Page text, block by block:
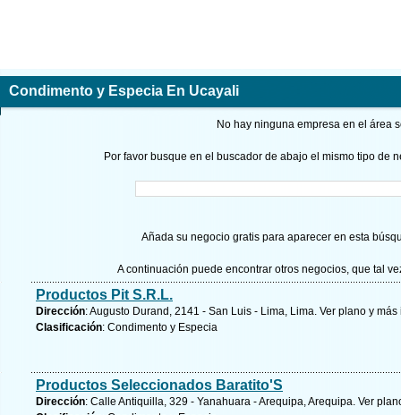
Condimento y Especia En Ucayali
No hay ninguna empresa en el área
Por favor busque en el buscador de abajo el mismo tipo de
Añada su negocio gratis para aparecer en esta
A continuación puede encontrar otros negocios, que tal
Productos Pit S.R.L.
Dirección: Augusto Durand, 2141 - San Luis - Lima, Lima. Ver plano y más
Clasificación: Condimento y Especia
Productos Seleccionados Baratito'S
Dirección: Calle Antiquilla, 329 - Yanahuara - Arequipa, Arequipa. Ver